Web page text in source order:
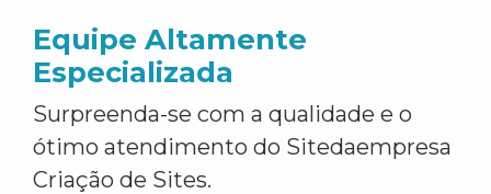
Equipe Altamente
Especializada
Surpreenda-se com a qualidade e o
ótimo atendimento do Sitedaempresa
Criação de Sites.